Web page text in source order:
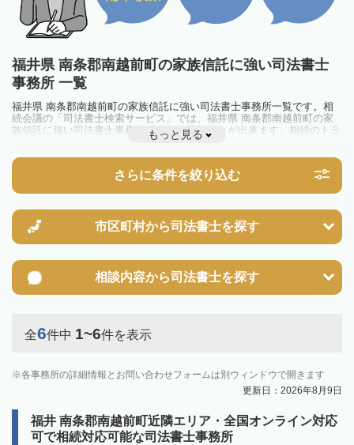
福井県 南条郡南越前町の家族信託に強い司法書士
事務所 一覧
福井県 南条郡南越前町の家族信託に強い司法書士事務所一覧です。相
続会議の「司法書士検索サービス」では、福井県 南条郡南越前町の家
族信託に強い司法書士事務所を一覧で見ることが出来ます。相続のトラ
ブルやお悩みを抱えている方は一度近隣の司法書士に相談してみましょ
もっと見る
さらに条件を絞り込む
市区町村から司法書士を探す
相談内容から司法書士を探す
全6件中 1~6件を表示
各事務所の詳細情報とお問い合わせフォームは別ウィンドウで開きます
更新日：2026年8月9日
福井 南条郡南越前町近隣エリア・全国オンライン対応
可で相続対応可能な司法書士事務所